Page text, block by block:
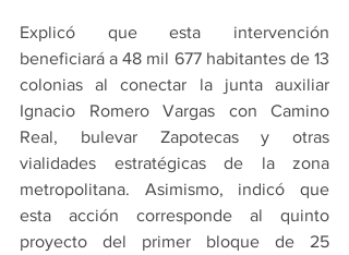
Explicó que esta intervención
beneficiará a 48 mil 677 habitantes de 13
colonias al conectar la junta auxiliar
Ignacio Romero Vargas con Camino
Real, bulevar Zapotecas y otras
vialidades estratégicas de la zona
metropolitana. Asimismo, indicó que
esta acción corresponde al quinto
proyecto del primer bloque de 25